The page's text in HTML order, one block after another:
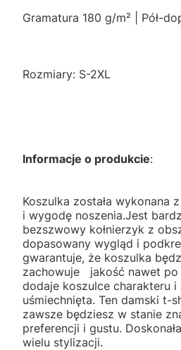
Gramatura 180 g/m² | Pół-
Rozmiary: S-2XL
Informacje o produkcie:
Koszulka została wykonana
i wygodę noszenia.Jest
bezszwowy kołnierzyk z
dopasowany wygląd i
gwarantuje, że koszulka
zachowuje jakość nawet po
dodaje koszulce charakteru
uśmiechnięta. Ten damski
zawsze będziesz w stanie
preferencji i gustu.
wielu stylizacji.